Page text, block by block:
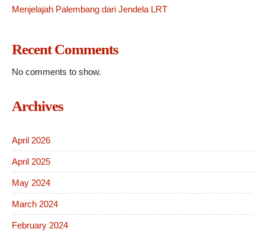
Menjelajah Palembang dari Jendela LRT
Recent Comments
No comments to show.
Archives
April 2026
April 2025
May 2024
March 2024
February 2024